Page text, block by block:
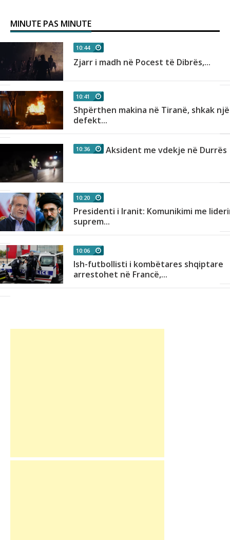
MINUTE PAS MINUTE
10:44
Zjarr i madh në Pocest të Dibrës,...
10:41
Shpërthen makina në Tiranë, shkak një
defekt...
10:36 Aksident me vdekje në Durrës
10:20
Presidenti i Iranit: Komunikimi me
suprem...
10:06
Ish-futbollisti i kombëtares shqiptare
arrestohet në Francë,...